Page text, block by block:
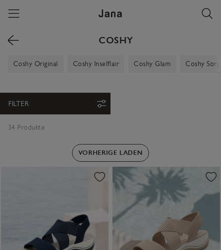
COSHY
Coshy Original Coshy Inselflair Coshy Glam Coshy
FILTER
34 Produkte
VORHERIGE LADEN